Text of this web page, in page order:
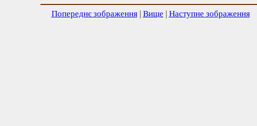
Попереднє зображення| Вище | Наступне зображення